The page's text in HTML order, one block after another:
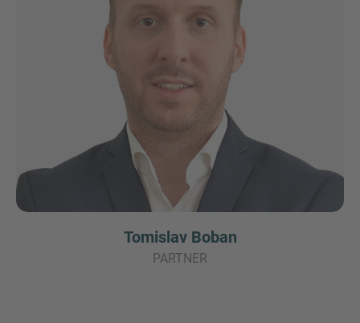
Tomislav Boban
PARTNER